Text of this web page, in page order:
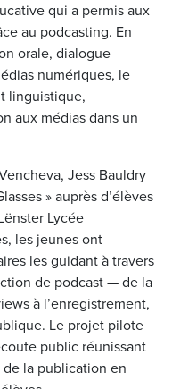
qui a permis aux
au podcasting. En
orale, dialogue
numériques, le
linguistique,
aux médias dans un
Jess Bauldry
» auprès d’élèves
Lycée
les jeunes ont
les guidant à travers
de podcast — de la
à l’enregistrement,
Le projet pilote
public réunissant
la publication en